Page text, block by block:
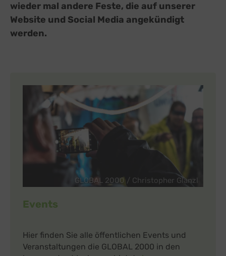
wieder mal andere Feste, die auf unserer
Website und Social Media angekündigt
werden.
GLOBAL 2000 / Christopher Glanzl
Events
Hier finden Sie alle öffentlichen Events und
Veranstaltungen die GLOBAL 2000 in den